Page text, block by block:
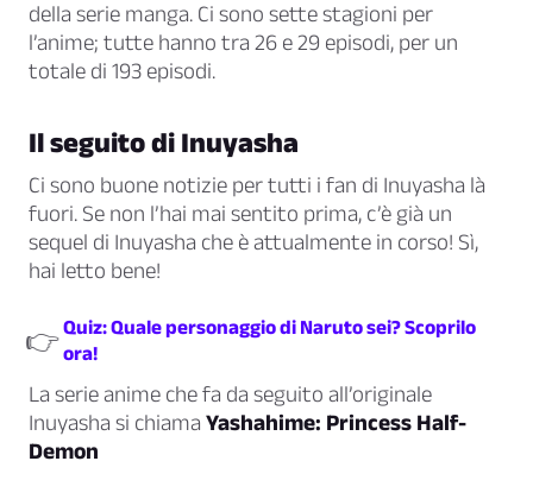
della serie manga. Ci sono sette stagioni per
l’anime; tutte hanno tra 26 e 29 episodi, per un
totale di 193 episodi.
Il seguito di Inuyasha
Ci sono buone notizie per tutti i fan di Inuyasha là
fuori. Se non l’hai mai sentito prima, c’è già un
sequel di Inuyasha che è attualmente in corso! Sì,
hai letto bene!
👉 Quiz: Quale personaggio di Naruto sei? Scoprilo
ora!
La serie anime che fa da seguito all’originale
Inuyasha si chiama Yashahime: Princess Half-
Demon